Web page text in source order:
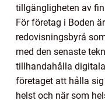
tillgängligheten av
För företag i Boden
redovisningsbyrå
med den senaste
tillhandahålla
företaget att hålla
helst och när som